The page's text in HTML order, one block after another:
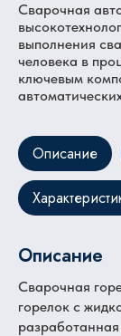
Сварочная
выполнения
человека в
ключевым
Описание
Описание
Сварочная
горелок с